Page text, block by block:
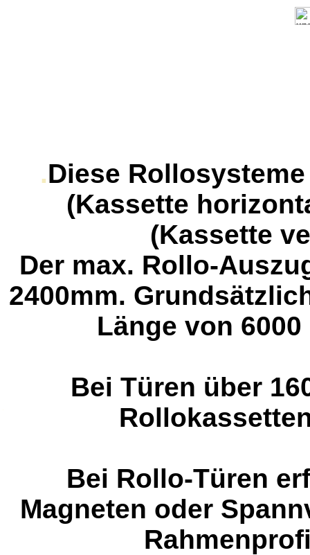
.Diese
(Kassette
(Kassette
Der max. Rollo-
2400mm.
Länge von
Bei Türen über
Bei Rollo-Türen
Magneten oder